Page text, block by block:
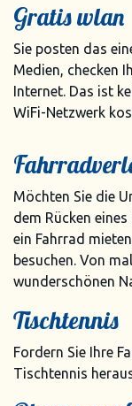
Gratis wlan
Sie posten das
Medien, checken
Internet. Das ist
WiFi-Netzwerk
Möchten Sie die
dem Rücken
ein Fahrrad
besuchen. Von
wunderschönen
Tischtennis
Fordern Sie Ihre
Tischtennis